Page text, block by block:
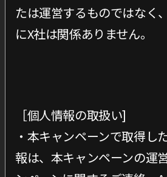
たは運営するものではなく
にX社は関係ありません。
［個人情報の取扱い]
・本キャンペーンで取得し
報は、本キャンペーンの運